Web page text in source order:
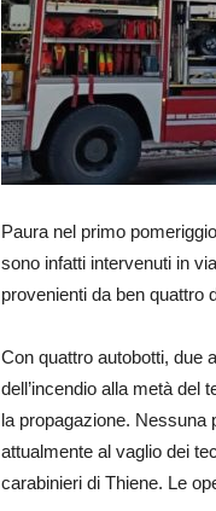
Paura nel primo
sono infatti intervenuti in
provenienti da ben quattro
Con quattro autobotti, due
dell’incendio alla metà del
la propagazione. Nessuna
attualmente al vaglio dei
carabinieri di Thiene. Le